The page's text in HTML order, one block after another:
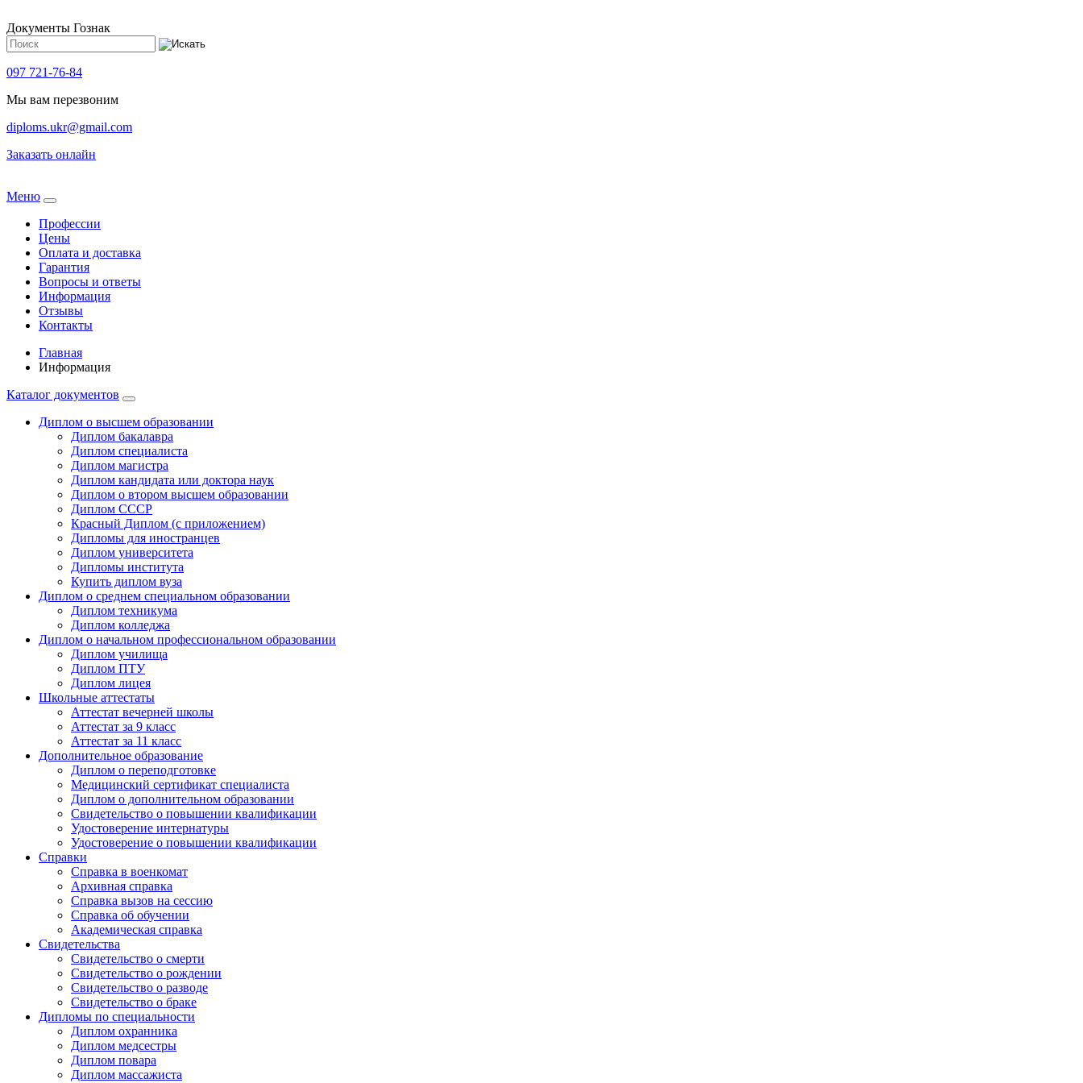
Документы Гознак
097 721-76-84
Мы вам перезвоним
diploms.ukr@gmail.com
Заказать онлайн
Meню
Профессии
Цены
Оплата и доставка
Гарантия
Вопросы и ответы
Информация
Отзывы
Контакты
Главная
Информация
Каталог документов
Диплом о высшем образовании
Диплом бакалавра
Диплом специалиста
Диплом магистра
Диплом кандидата или доктора наук
Диплом о втором высшем образовании
Диплом СССР
Красный Диплом (с приложением)
Дипломы для иностранцев
Диплом университета
Дипломы института
Купить диплом вуза
Диплом о среднем специальном образовании
Диплом техникума
Диплом колледжа
Диплом о начальном профессиональном oбразовании
Диплом училища
Диплом ПТУ
Диплом лицея
Школьные аттестаты
Аттестат вечерней школы
Аттестат за 9 класс
Аттестат за 11 класс
Дополнительное образование
Диплом о переподготовке
Медицинский сертификат специалиста
Диплом о дополнительном образовании
Свидетельство о повышении квалификации
Удостоверение интернатуры
Удостоверение о повышении квалификации
Справки
Справка в военкомат
Архивная справка
Справка вызов на сессию
Справка об обучении
Академическая справка
Свидетельства
Свидетельство о смерти
Свидетельство о рождении
Свидетельство о разводе
Свидетельство о браке
Дипломы по специальности
Диплом охранника
Диплом медсестры
Диплом повара
Диплом массажиста